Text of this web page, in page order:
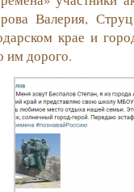
Валерия,
крае и
им дорого.